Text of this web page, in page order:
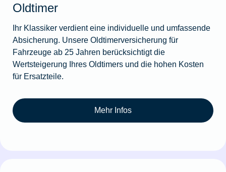
Oldtimer
Ihr Klassiker verdient eine individuelle und umfassende
Absicherung. Unsere Oldtimerversicherung für
Fahrzeuge ab 25 Jahren berücksichtigt die
Wertsteigerung Ihres Oldtimers und die hohen Kosten
für Ersatzteile.
Mehr Infos